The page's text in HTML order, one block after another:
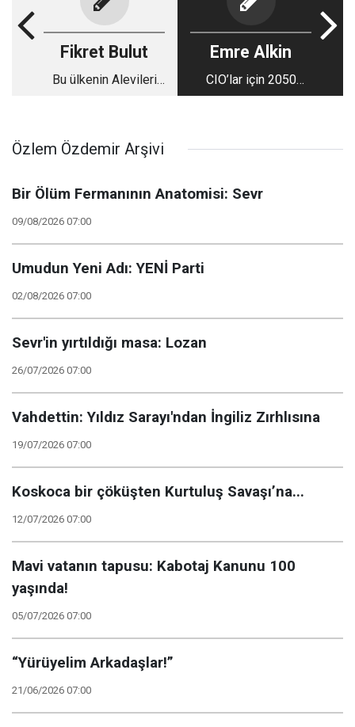
Fikret Bulut
Bu ülkenin Alevileri
Emre Alkin
CIO’lar için 2050
mesajı: Yapay zekâ
Özlem Özdemir Arşivi
Bir Ölüm Fermanının Anatomisi: Sevr
09/08/2026 07:00
Umudun Yeni Adı: YENİ Parti
02/08/2026 07:00
Sevr'in yırtıldığı masa: Lozan
26/07/2026 07:00
Vahdettin: Yıldız Sarayı'ndan İngiliz Zırhlısına
19/07/2026 07:00
Koskoca bir çöküşten Kurtuluş Savaşı’na...
12/07/2026 07:00
Mavi vatanın tapusu: Kabotaj Kanunu 100
yaşında!
05/07/2026 07:00
“Yürüyelim Arkadaşlar!”
21/06/2026 07:00